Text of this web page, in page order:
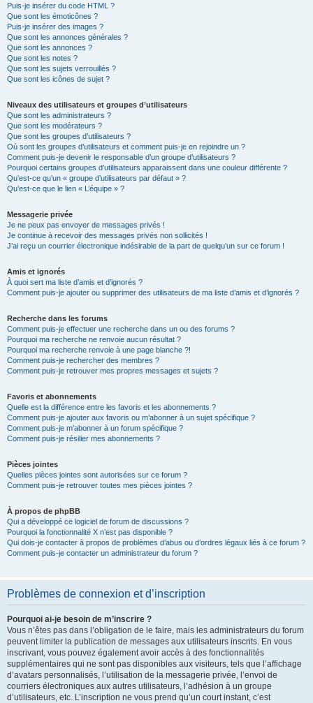
Puis-je insérer du code HTML ?
Que sont les émoticônes ?
Puis-je insérer des images ?
Que sont les annonces générales ?
Que sont les annonces ?
Que sont les notes ?
Que sont les sujets verrouillés ?
Que sont les icônes de sujet ?
Niveaux des utilisateurs et groupes d’utilisateurs
Que sont les administrateurs ?
Que sont les modérateurs ?
Que sont les groupes d’utilisateurs ?
Où sont les groupes d’utilisateurs et comment puis-je en rejoindre un ?
Comment puis-je devenir le responsable d’un groupe d’utilisateurs ?
Pourquoi certains groupes d’utilisateurs apparaissent dans une couleur différente ?
Qu’est-ce qu’un « groupe d’utilisateurs par défaut » ?
Qu’est-ce que le lien « L’équipe » ?
Messagerie privée
Je ne peux pas envoyer de messages privés !
Je continue à recevoir des messages privés non sollicités !
J’ai reçu un courrier électronique indésirable de la part de quelqu’un sur ce forum !
Amis et ignorés
À quoi sert ma liste d’amis et d’ignorés ?
Comment puis-je ajouter ou supprimer des utilisateurs de ma liste d’amis et d’ignorés ?
Recherche dans les forums
Comment puis-je effectuer une recherche dans un ou des forums ?
Pourquoi ma recherche ne renvoie aucun résultat ?
Pourquoi ma recherche renvoie à une page blanche ?!
Comment puis-je rechercher des membres ?
Comment puis-je retrouver mes propres messages et sujets ?
Favoris et abonnements
Quelle est la différence entre les favoris et les abonnements ?
Comment puis-je ajouter aux favoris ou m’abonner à un sujet spécifique ?
Comment puis-je m’abonner à un forum spécifique ?
Comment puis-je résilier mes abonnements ?
Pièces jointes
Quelles pièces jointes sont autorisées sur ce forum ?
Comment puis-je retrouver toutes mes pièces jointes ?
À propos de phpBB
Qui a développé ce logiciel de forum de discussions ?
Pourquoi la fonctionnalité X n’est pas disponible ?
Qui dois-je contacter à propos de problèmes d’abus ou d’ordres légaux liés à ce forum ?
Comment puis-je contacter un administrateur du forum ?
Problèmes de connexion et d’inscription
Pourquoi ai-je besoin de m’inscrire ?
Vous n’êtes pas dans l’obligation de le faire, mais les administrateurs du forum
peuvent limiter la publication de messages aux utilisateurs inscrits. En vous
inscrivant, vous pouvez également avoir accès à des fonctionnalités
supplémentaires qui ne sont pas disponibles aux visiteurs, tels que l’affichage
d’avatars personnalisés, l’utilisation de la messagerie privée, l’envoi de
courriers électroniques aux autres utilisateurs, l’adhésion à un groupe
d’utilisateurs, etc. L’inscription ne vous prend qu’un court instant, c’est